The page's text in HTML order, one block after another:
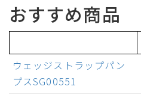
おすすめ商品
ウェッジストラップパン
プスSG00551